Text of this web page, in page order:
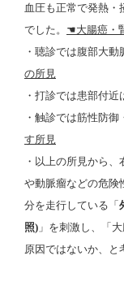
血圧も正常で発熱
でした。 ☚大腸癌・
・聴診では腹部大動
の所見
・打診では患部付近
・触診では筋性防御
す所見
・以上の所見から
や動脈瘤などの危険
分を走行している「
照) 」を刺激し、「
原因ではないか、と